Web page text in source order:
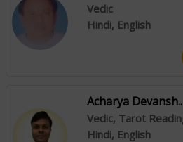
Vedic
Hindi, English
Acharya Devansh..
Hindi, English